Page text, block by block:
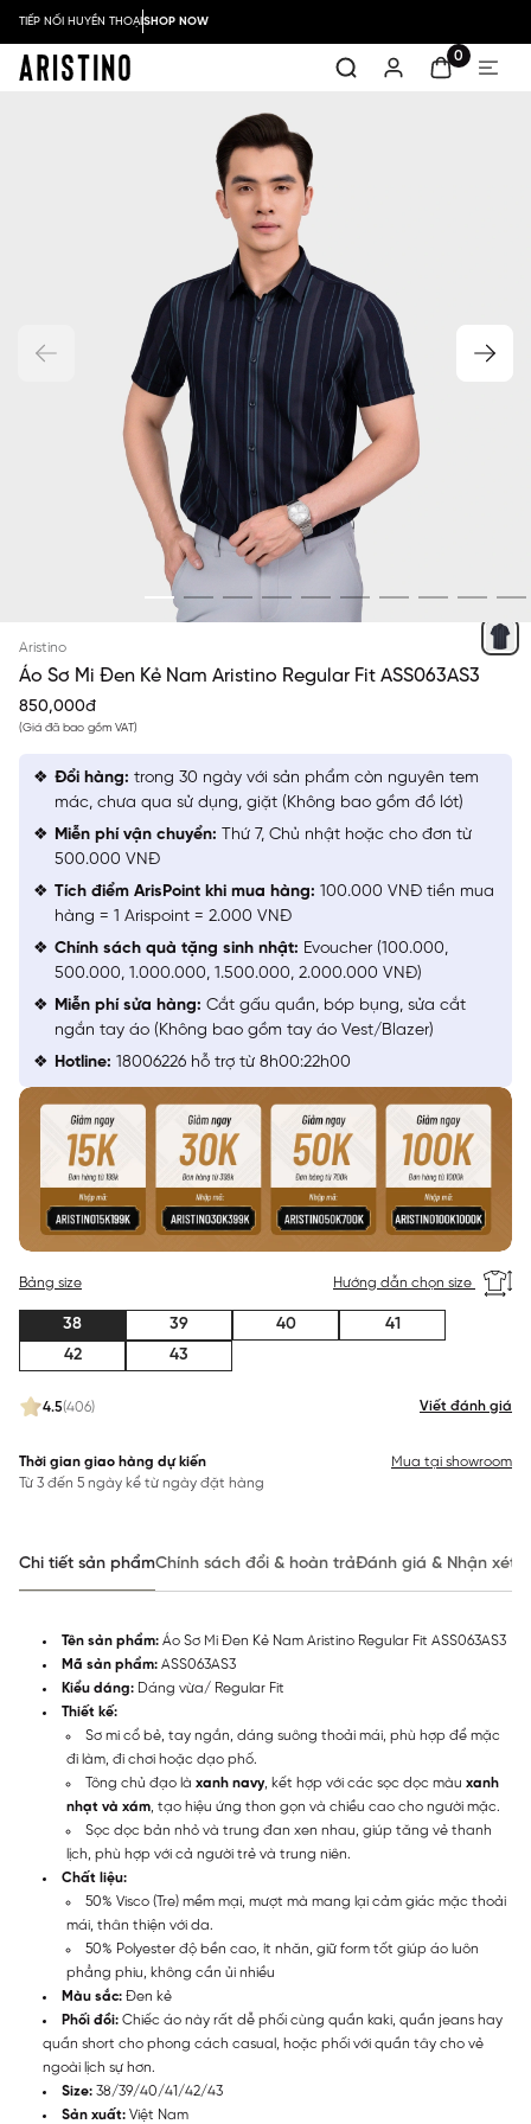
TIẾP NỐI HUYỀN THOẠISHOP NOW
0
Aristino
Áo Sơ Mi Đen Kẻ Nam Aristino Regular Fit ASS063AS3
850,000đ
(Giá đã bao gồm VAT)
4.5(406) Viết đánh giá
Bảng size Hướng dẫn chọn size
38 39 40
41
42
43
Thời gian giao hàng dự kiến
Từ 3 đến 5 ngày kể từ ngày đặt hàng
Mua tại showroom
Đổi hàng: trong 30 ngày với sản phẩm còn nguyên tem
mác, chưa qua sử dụng, giặt (Không bao gồm đồ lót)
Miễn phí vận chuyển: Thứ 7, Chủ nhật hoặc cho đơn từ
500.000 VNĐ
Tích điểm ArisPoint khi mua hàng: 100.000 VNĐ tiền mua
hàng = 1 Arispoint = 2.000 VNĐ
Chính sách quà tặng sinh nhật: Evoucher (100.000,
500.000, 1.000.000, 1.500.000, 2.000.000 VNĐ)
Miễn phí sửa hàng: Cắt gấu quần, bóp bụng, sửa cắt
ngắn tay áo (Không bao gồm tay áo Vest/Blazer)
Hotline: 18006226 hỗ trợ từ 8h00:22h00
Chi tiết sản phẩmChính sách đổi & hoàn trảĐánh giá & Nhận xét
Tên sản phẩm: Áo Sơ Mi Đen Kẻ Nam Aristino Regular Fit ASS063AS3
Mã sản phẩm: ASS063AS3
Kiểu dáng: Dáng vừa/ Regular Fit
Thiết kế:
Sơ mi cổ bẻ, tay ngắn, dáng suông thoải mái, phù hợp để mặc
đi làm, đi chơi hoặc dạo phố.
Tông chủ đạo là xanh navy, kết hợp với các sọc dọc màu xanh
nhạt và xám, tạo hiệu ứng thon gọn và chiều cao cho người mặc.
Sọc dọc bản nhỏ và trung đan xen nhau, giúp tăng vẻ thanh
lịch, phù hợp với cả người trẻ và trung niên.
Chất liệu:
50% Visco (Tre) mềm mại, mượt mà mang lại cảm giác mặc thoải
mái, thân thiện với da.
50% Polyester độ bền cao, ít nhăn, giữ form tốt giúp áo luôn
phẳng phiu, không cần ủi nhiều
Màu sắc: Đen kẻ
Phối đồi: Chiếc áo này rất dễ phối cùng quần kaki, quần jeans hay
quần short cho phong cách casual, hoặc phối với quần tây cho vẻ
ngoài lịch sự hơn.
Size: 38/39/40/41/42/43
Sản xuất: Việt Nam